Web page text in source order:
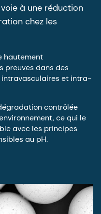
à une réduction
chez les
hautement
preuves dans des
et intra-
contrôlée
ce qui le
avec les principes
au pH.